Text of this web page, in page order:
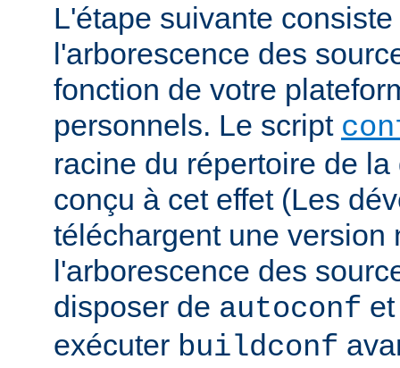
L'étape suivante
l'arborescence des
fonction de votre
personnels. Le script
racine du répertoire de
conçu à cet effet (Les
téléchargent une version
l'arborescence des
disposer de autoconf
exécuter buildconf